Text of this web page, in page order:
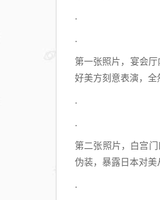
.
.
第一张照片，宴会
好美方刻意表演，全
.
.
第二张照片，白宫
伪装，暴露日本对美
.